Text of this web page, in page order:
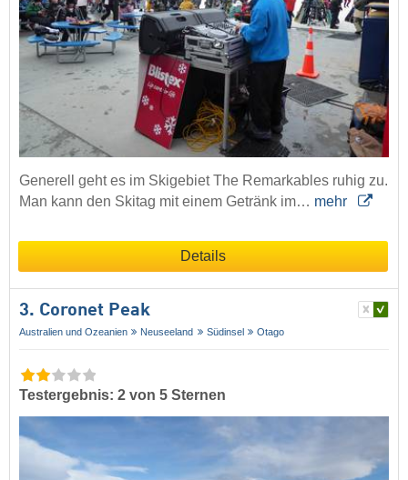
Generell geht es im Skigebiet The Remarkables ruhig zu.
Man kann den Skitag mit einem Getränk im… mehr
Details
3. Coronet Peak
Australien und Ozeanien Neuseeland Südinsel Otago
Testergebnis: 2 von 5 Sternen